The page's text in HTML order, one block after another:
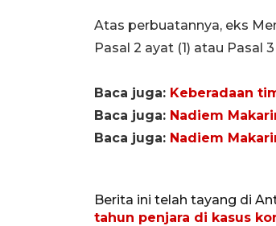
Atas perbuatannya, eks
Pasal 2 ayat (1) atau Pasal
Baca juga: Keberadaan
Baca juga: Nadiem
Baca juga: Nadiem
Berita ini telah tayang di
tahun penjara di kasus